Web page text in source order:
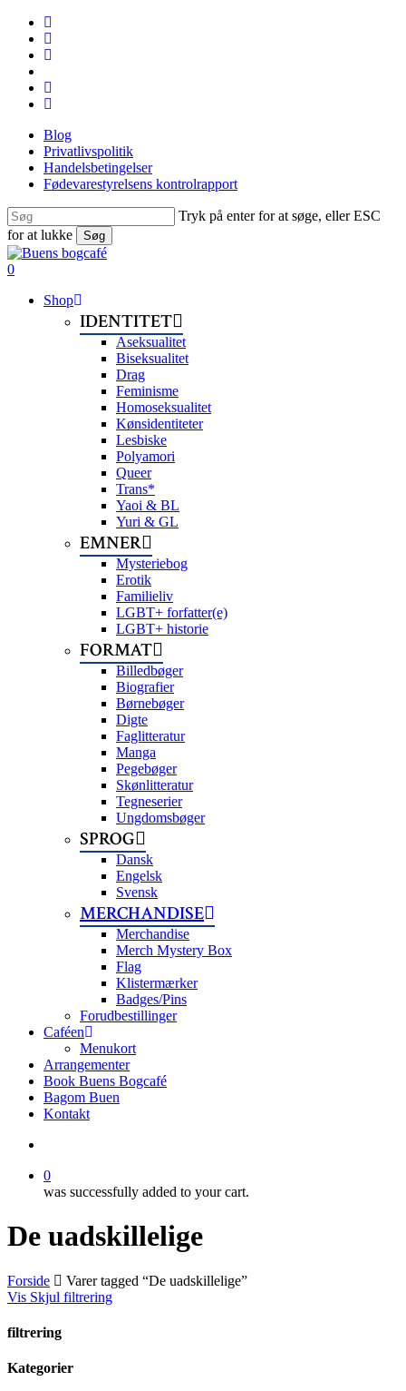
Skip
main
content
facebook
linkedin
instagram
phone
email
Blog
Privatlivspolitik
Handelsbetingelser
Fødevarestyrelsens kontrolrapport
Tryk på enter for at søge, eller ESC
for at lukke
Søg
Close
Search
search
0
Shop
IDENTITET
Aseksualitet
Biseksualitet
Drag
Feminisme
Homoseksualitet
Kønsidentiteter
Lesbiske
Polyamori
Queer
Trans*
Yaoi & BL
Yuri & GL
EMNER
Mysteriebog
Erotik
Familieliv
LGBT+ forfatter(e)
LGBT+ historie
FORMAT
Billedbøger
Biografier
Børnebøger
Digte
Faglitteratur
Manga
Pegebøger
Skønlitteratur
Tegneserier
Ungdomsbøger
SPROG
Dansk
Engelsk
Svensk
MERCHANDISE
Merchandise
Merch Mystery Box
Flag
Klistermærker
Badges/Pins
Forudbestillinger
Caféen
Menukort
Arrangementer
Book Buens Bogcafé
Bagom Buen
Kontakt
0
was successfully added to your cart.
De uadskillelige
Forside
Varer tagged “De uadskillelige”
Vis Skjul filtrering
filtrering
Close
Kategorier